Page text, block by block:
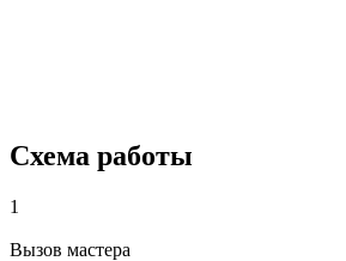
Схема работы
1
Вызов мастера